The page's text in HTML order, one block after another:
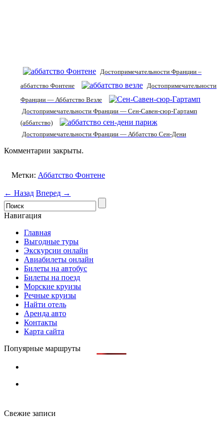
Достопримечательности Франции –
аббатство Фонтене
Достопримечательности
Франции — Аббатство Везле
Достопримечательности Франции — Сен-Савен-сюр-Гартамп
(аббатство)
Достопримечательности Франции — Аббатство Сен-Дени
Комментарии закрыты.
Метки: Аббатство Фонтене
← Назад Вперед →
Навигация
Главная
Выгодные туры
Экскурсии онлайн
Авиабилеты онлайн
Билеты на автобус
Билеты на поезд
Морские круизы
Речные круизы
Найти отель
Аренда авто
Контакты
Карта сайта
Попуярные маршруты
Свежие записи